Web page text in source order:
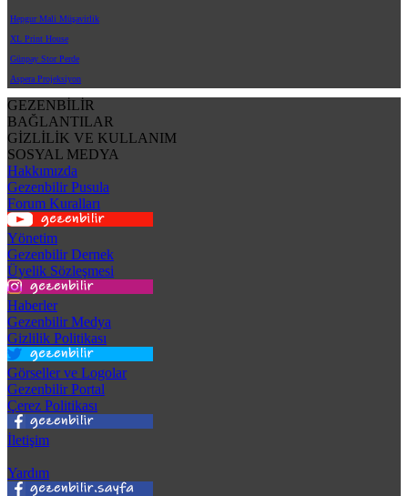
Hepgur Mali Müşavirlik
XL Print House
Günpay Stor Perde
Aspera Projeksiyon
GEZENBİLİR
BAĞLANTILAR
GİZLİLİK VE KULLANIM
SOSYAL MEDYA
Hakkımızda
Gezenbilir Pusula
Forum Kuralları
Yönetim
Gezenbilir Dernek
Üyelik Sözleşmesi
Haberler
Gezenbilir Medya
Gizlilik Politikası
Görseller ve Logolar
Gezenbilir Portal
Çerez Politikası
İletişim
Yardım